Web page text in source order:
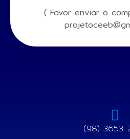
( Favor enviar o
(98) 3653-